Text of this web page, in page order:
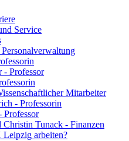
Service
- Professor
Mitarbeiter
- Professorin
Professor
Christin Tunack - Finanzen
arbeiten?